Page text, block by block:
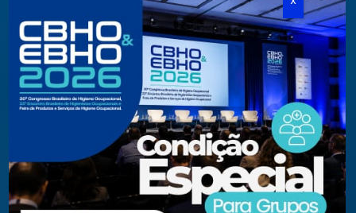
Eventos Apoiados
Eventos Regionais
Loja
Fone/Fax: